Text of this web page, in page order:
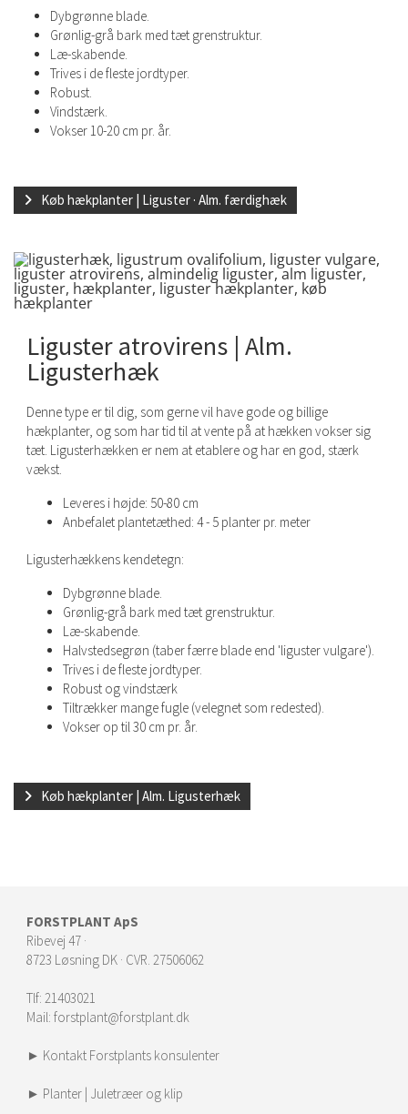
Dybgrønne blade.
Grønlig-grå bark med tæt grenstruktur.
Læ-skabende.
Trives i de fleste jordtyper.
Robust.
Vindstærk.
Vokser 10-20 cm pr. år.
Køb hækplanter | Liguster · Alm. færdighæk
Liguster atrovirens | Alm.
Ligusterhæk
Denne type er til dig, som gerne vil have gode og billige
hækplanter, og som har tid til at vente på at hækken vokser sig
tæt. Ligusterhækken er nem at etablere og har en god, stærk
vækst.
Leveres i højde: 50-80 cm
Anbefalet plantetæthed: 4 - 5 planter pr. meter
Ligusterhækkens kendetegn:
Dybgrønne blade.
Grønlig-grå bark med tæt grenstruktur.
Læ-skabende.
Halvstedsegrøn (taber færre blade end 'liguster vulgare').
Trives i de fleste jordtyper.
Robust og vindstærk
Tiltrækker mange fugle (velegnet som redested).
Vokser op til 30 cm pr. år.
Køb hækplanter | Alm. Ligusterhæk
FORSTPLANT ApS
Ribevej 47 ·
8723 Løsning DK · CVR. 27506062
Tlf: 21403021
Mail: forstplant@forstplant.dk
► Kontakt Forstplants konsulenter
► Planter | Juletræer og klip